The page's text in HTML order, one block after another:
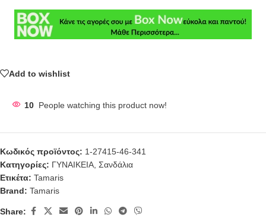
Add to wishlist
10 People watching this product now!
Κωδικός προϊόντος: 1-27415-46-341
Κατηγορίες: ΓΥΝΑΙΚΕΙΑ Σανδάλια
Ετικέτα: Tamaris
Brand: Tamaris
Share: